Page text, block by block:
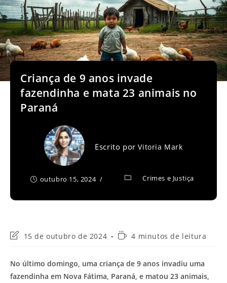
Criança de 9 anos invade
fazendinha e mata 23 animais no
Paraná
Escrito porVitoria Mark
outubro 15, 2024 Crimes e Justiça
Última
post:
15 de outubro de 2024
Tempo4 minutos de leitura
No último domingo, uma criança de 9 anos invadiu uma
fazendinha em Nova Fátima, Paraná, e matou 23 animais,